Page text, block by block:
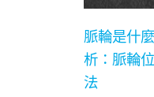
脈輪是什
析：脈輪
法